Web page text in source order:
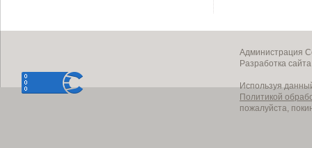
Администрация
Разработка
Используя
Политикой
пожалуйста,